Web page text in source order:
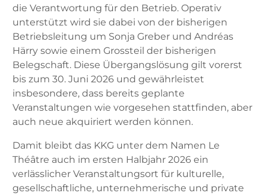
die Verantwortung für den Betrieb. Operativ
unterstützt wird sie dabei von der bisherigen
Betriebsleitung um Sonja Greber und Andréas
Härry sowie einem Grossteil der bisherigen
Belegschaft. Diese Übergangslösung gilt vorerst
bis zum 30. Juni 2026 und gewährleistet
insbesondere, dass bereits geplante
Veranstaltungen wie vorgesehen stattfinden, aber
auch neue akquiriert werden können.
Damit bleibt das KKG unter dem Namen Le
Théâtre auch im ersten Halbjahr 2026 ein
verlässlicher Veranstaltungsort für kulturelle,
gesellschaftliche, unternehmerische und private